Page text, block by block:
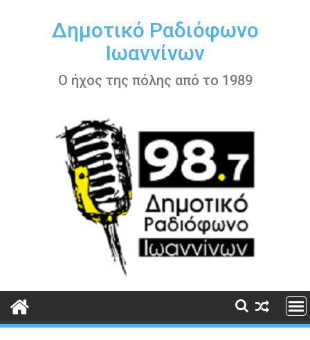
περιεχόμενοΔημοτικό Ραδιόφωνο
Ιωαννίνων
Ο ήχος της πόλης από το 1989